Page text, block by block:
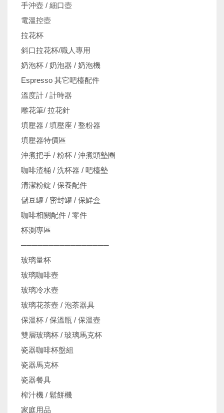
手沖壺 / 細口壺
電溫控壺
拉花杯
斜口拉花杯/職人專用
奶泡杯 / 奶泡器 / 奶泡機
Espresso 其它吧檯配件
溫度計 / 計時器
雕花筆/ 拉花針
填壓器 / 填壓座 / 整粉器
填壓器特價區
沖煮把手 / 粉杯 / 沖煮頭墊圈
咖啡渣桶 / 洗杯器 / 吧檯墊
清潔粉錠 / 保養配件
儲豆罐 / 密封罐 / 保鮮盒
咖啡相關配件 / 零件
杯測專區
────────────────
玻璃量杯
玻璃咖啡壺
玻璃冷水壺
玻璃花茶壺 / 泡茶器具
保溫杯 / 保溫瓶 / 保溫壺
雙層玻璃杯 / 玻璃馬克杯
瓷器咖啡杯盤組
瓷器馬克杯
瓷器餐具
榨汁機 / 鬆餅機
家庭用品